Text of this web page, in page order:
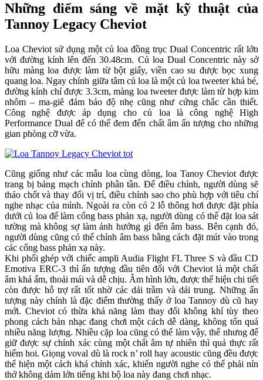
Những điểm sáng về mặt kỹ thuật của
Tannoy Legacy Cheviot
Loa Cheviot sử dụng một củ loa đồng trục Dual Concentric rất lớn
với đường kính lên đến 30.48cm. Củ loa Dual Concentric này sở
hữu màng loa được làm từ bột giấy, viền cao su được bọc xung
quang loa. Ngay chính giữa tâm củ loa là một củ loa tweeter khá bé,
đường kính chỉ được 3.3cm, màng loa tweeter được làm từ hợp kim
nhôm – ma-giê đảm bảo độ nhẹ cũng như cứng chắc cần thiết.
Công nghệ được áp dụng cho củ loa là công nghệ High
Performance Dual để có thể đem đến chất âm ấn tượng cho những
gian phòng cỡ vừa.
Cũng giống như các mẫu loa cùng dòng, loa Tanoy Cheviot được
trang bị bảng mạch chỉnh phân tần. Để điều chỉnh, người dùng sẽ
tháo chốt và thay đổi vị trí, điều chỉnh sao cho phù hợp với tiêu chí
nghe nhạc của mình. Ngoài ra còn có 2 lỗ thông hơi được đặt phía
dưới củ loa để làm cổng bass phản xạ, người dùng có thể đặt loa sát
tường mà không sợ làm ảnh hưởng gì đến âm bass. Bên cạnh đó,
người dùng cũng có thể chỉnh âm bass bằng cách đặt mút vào trong
các cổng bass phản xạ này.
Khi phối ghép với chiếc ampli Audia Flight FL Three S và đầu CD
Emotiva ERC-3 thì ấn tượng đầu tiên đối với Cheviot là một chất
âm khá ấm, thoải mái và dễ chịu. Âm hình lớn, được thể hiện chi tiết
còn được hỗ trợ rất tốt nhờ các dải trầm và dải trung. Những ấn
tượng này chính là đặc điểm thường thấy ở loa Tannoy dù cũ hay
mới. Cheviot có thừa khả năng làm thay đổi không khí tùy theo
phong cách bản nhạc đang chơi một cách dễ dàng, không tốn quá
nhiều năng lượng. Nhiều cặp loa cũng có thể làm vậy, thế nhưng để
giữ được sự chính xác cùng một chất âm tự nhiên thì quả thực rất
hiếm hoi. Giọng voval dù là rock n’ roll hay acoustic cũng đều được
thể hiện một cách khá chính xác, khiến người nghe có thể phải nín
thở không dám lớn tiếng khi bộ loa này đang chơi nhạc.